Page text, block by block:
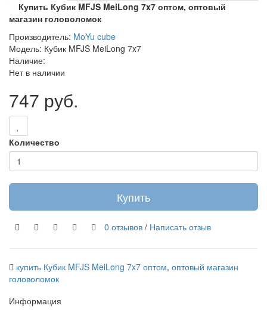
Купить Кубик MFJS MeiLong 7x7 оптом, оптовый
магазин головоломок
Производитель: MoYu cube
Модель: Кубик MFJS MeiLong 7x7
Наличие:
Нет в наличии
747 руб.
Количество
Купить
0 отзывов / Написать отзыв
купить Кубик MFJS MeiLong 7x7 оптом, оптовый магазин
головоломок
Информация